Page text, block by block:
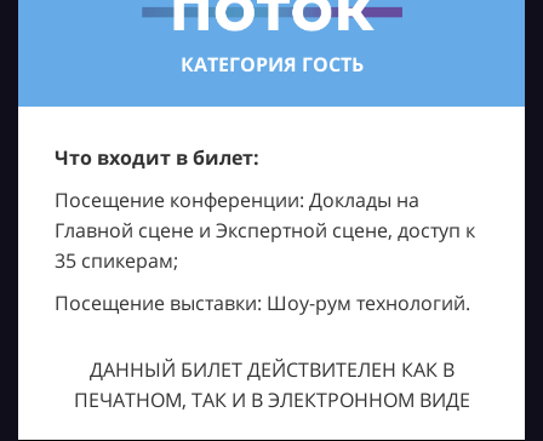
КАТЕГОРИЯ ГОСТЬ
Что входит в билет:
Посещение конференции: Доклады на
Главной сцене и Экспертной сцене, доступ к
35 спикерам;
Посещение выставки: Шоу-рум технологий.
ДАННЫЙ БИЛЕТ ДЕЙСТВИТЕЛЕН КАК В
ПЕЧАТНОМ, ТАК И В ЭЛЕКТРОННОМ ВИДЕ